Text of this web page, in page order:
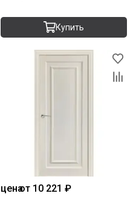
Купить
ценаот 10 221 ₽